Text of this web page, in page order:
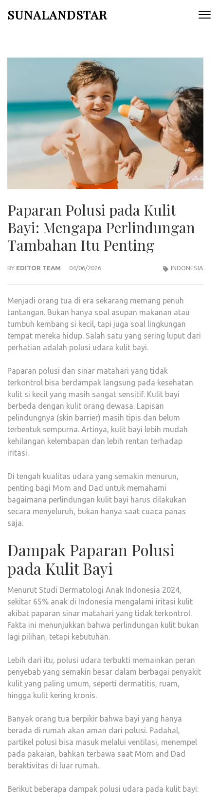
SUNALANDSTAR
Paparan Polusi pada Kulit
Bayi: Mengapa Perlindungan
Tambahan Itu Penting
BY EDITOR TEAM 04/06/2026 INDONESIA
Menjadi orang tua di era sekarang memang penuh
tantangan. Bukan hanya soal asupan makanan atau
tumbuh kembang si kecil, tapi juga soal lingkungan
tempat mereka hidup. Salah satu yang sering luput dari
perhatian adalah polusi udara kulit bayi.
Paparan polusi dan sinar matahari yang tidak
terkontrol bisa berdampak langsung pada kesehatan
kulit si kecil yang masih sangat sensitif. Kulit bayi
berbeda dengan kulit orang dewasa. Lapisan
pelindungnya (skin barrier) masih tipis dan belum
terbentuk sempurna. Artinya, kulit bayi lebih mudah
kehilangan kelembapan dan lebih rentan terhadap
iritasi.
Di tengah kualitas udara yang semakin menurun,
penting bagi Mom and Dad untuk memahami
bagaimana perlindungan kulit bayi harus dilakukan
secara menyeluruh, bukan hanya saat cuaca panas
saja.
Dampak Paparan Polusi
pada Kulit Bayi
Menurut Studi Dermatologi Anak Indonesia 2024,
sekitar 65% anak di Indonesia mengalami iritasi kulit
akibat paparan sinar matahari yang tidak terkontrol.
Fakta ini menunjukkan bahwa perlindungan kulit bukan
lagi pilihan, tetapi kebutuhan.
Lebih dari itu, polusi udara terbukti memainkan peran
penyebab yang semakin besar dalam berbagai penyakit
kulit yang paling umum, seperti dermatitis, ruam,
hingga kulit kering kronis.
Banyak orang tua berpikir bahwa bayi yang hanya
berada di rumah akan aman dari polusi. Padahal,
partikel polusi bisa masuk melalui ventilasi, menempel
pada pakaian, bahkan terbawa saat Mom and Dad
beraktivitas di luar rumah.
Berikut beberapa dampak polusi udara pada kulit bayi: